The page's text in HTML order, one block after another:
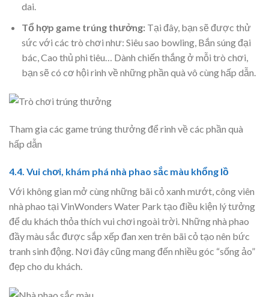
dai.
Tổ hợp game trúng thưởng:Tại đây, bạn sẽ được thử
sức với các trò chơi như: Siêu sao bowling, Bắn súng đại
bác, Cao thủ phi tiêu… Dành chiến thắng ở mỗi trò chơi,
bạn sẽ có cơ hội rinh về những phần quà vô cùng hấp dẫn.
Tham gia các game trúng thưởng để rinh về các phần quà
hấp dẫn
4.4. Vui chơi, khám phá nhà phao sắc màu khổng lồ
Với không gian mở cùng những bãi cỏ xanh mướt, công viên
nhà phao tại VinWonders Water Park tạo điều kiện lý tưởng
để du khách thỏa thích vui chơi ngoài trời. Những nhà phao
đầy màu sắc được sắp xếp đan xen trên bãi cỏ tạo nên bức
tranh sinh động. Nơi đây cũng mang đến nhiều góc “sống ảo”
đẹp cho du khách.